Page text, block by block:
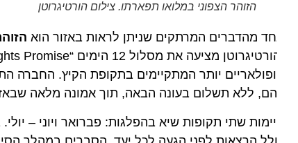
הזוהר הצפוני במלואו תפארתו. צילום הורטיגרוטן
מהדברים המרתקים שניתן לראות באזור הואהזוהר
יותר המתקיימים בתקופת הקיץ. החברה
ללא תשלום בעונה הבאה, תוך אמונה מלאה
שתי תקופות שיא בהפלגות: פברואר ויוני – יולי.